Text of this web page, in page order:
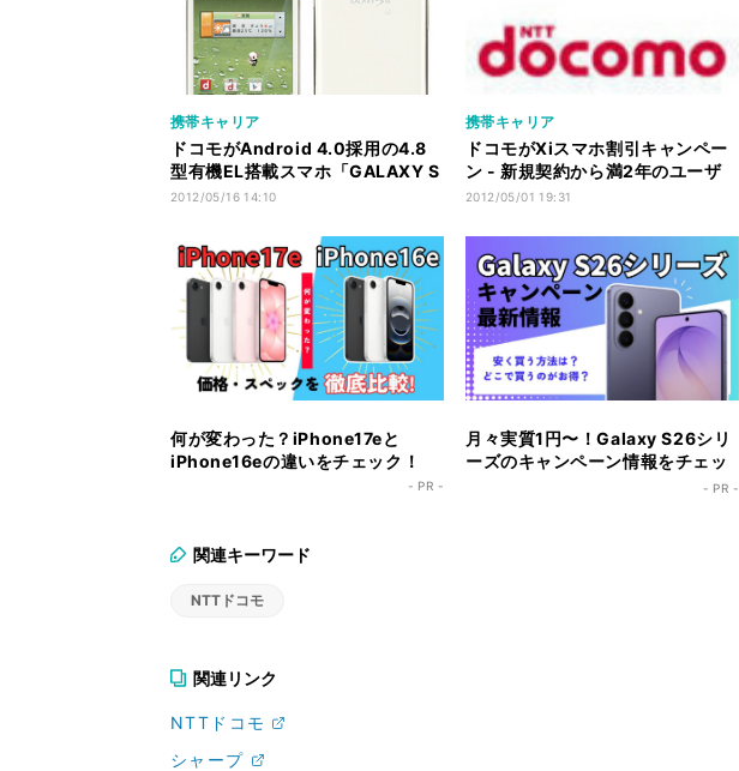
携帯キャリア
ドコモがAndroid 4.0採用の4.8
型有機EL搭載スマホ「GALAXY S
III」発表
2012/05/16 14:10
携帯キャリア
ドコモがXiスマホ割引キャンペー
ン - 新規契約から満2年のユーザ
ーが対象に
2012/05/01 19:31
何が変わった？iPhone17eと
iPhone16eの違いをチェック！
- PR -
月々実質1円〜！Galaxy S26シリ
ーズのキャンペーン情報をチェッ
- PR -
関連キーワード
NTTドコモ
関連リンク
NTTドコモ
シャープ